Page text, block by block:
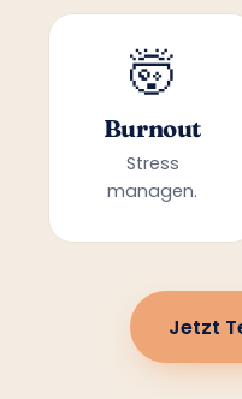
🤯
Burnout
Stress
managen.
Jetzt